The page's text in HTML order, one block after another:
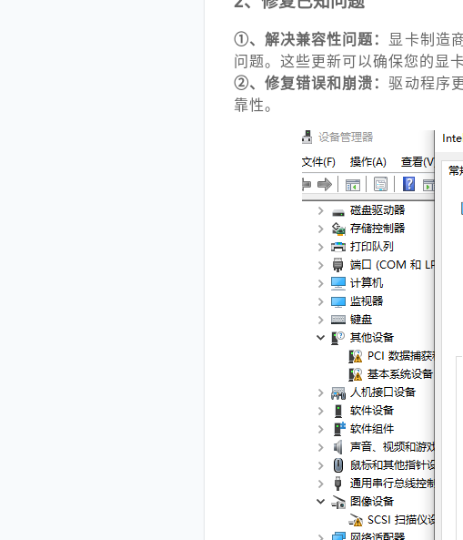
①、解决兼容性问题： 显卡制造
问题。这些更新可以确保您的显
②、修复错误和崩溃：驱动程序
靠性。